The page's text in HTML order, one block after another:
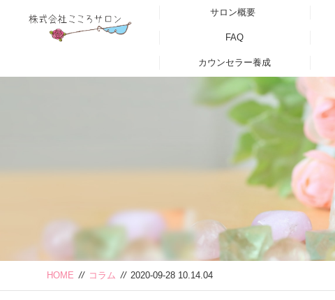
サロン概要
FAQ
カウンセラー養成
HOME // コラム // 2020-09-28 10.14.04